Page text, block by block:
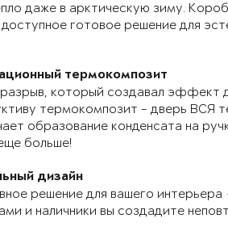
даже в арктическую зиму.
доступное готовое решение для
термокомпозит
который создавал эффект
термокомпозит - дверь ВСЯ
образование конденсата на
больше!
дизайн
решение для вашего
и наличники вы создадите